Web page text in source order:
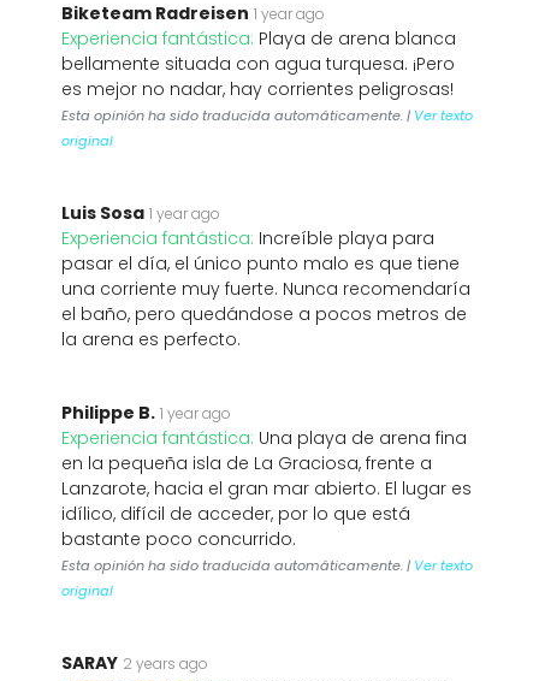
Biketeam Radreisen 1 year ago
Experiencia fantástica: Playa de arena blanca
bellamente situada con agua turquesa. ¡Pero
es mejor no nadar, hay corrientes peligrosas!
Esta opinión ha sido traducida automáticamente. | Ver texto
original
Luis Sosa 1 year ago
Experiencia fantástica: Increíble playa para
pasar el día, el único punto malo es que tiene
una corriente muy fuerte. Nunca recomendaría
el baño, pero quedándose a pocos metros de
la arena es perfecto.
Philippe B. 1 year ago
Experiencia fantástica: Una playa de arena fina
en la pequeña isla de La Graciosa, frente a
Lanzarote, hacia el gran mar abierto. El lugar es
idílico, difícil de acceder, por lo que está
bastante poco concurrido.
Esta opinión ha sido traducida automáticamente. | Ver texto
original
SARAY 2 years ago